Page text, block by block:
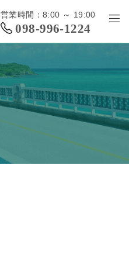
営業時間：8:00 ～ 19:00
098-996-1224